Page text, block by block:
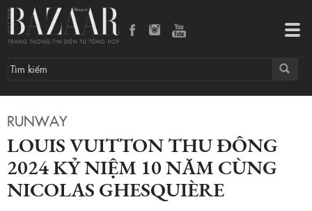
RUNWAY
LOUIS VUITTON THU ĐÔNG
2024 KỶ NIỆM 10 NĂM CÙNG
NICOLAS GHESQUIÈRE